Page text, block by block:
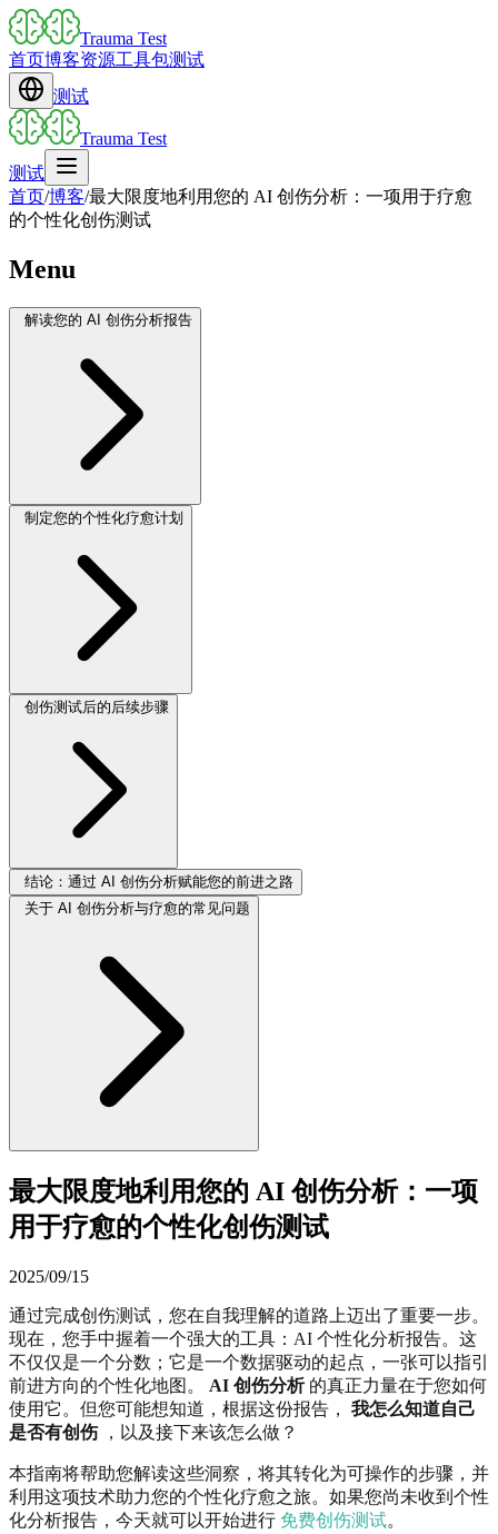
Trauma Test
首页博客资源工具包测试
测试
Trauma Test
测试
首页/博客/最大限度地利用您的 AI 创伤分析：一项用于疗愈
的个性化创伤测试
Menu
解读您的 AI 创伤分析报告
制定您的个性化疗愈计划
创伤测试后的后续步骤
结论：通过 AI 创伤分析赋能您的前进之路
关于 AI 创伤分析与疗愈的常见问题
最大限度地利用您的 AI 创伤分析：一项
用于疗愈的个性化创伤测试
2025/09/15
通过完成创伤测试，您在自我理解的道路上迈出了重要一步。
现在，您手中握着一个强大的工具：AI 个性化分析报告。这
不仅仅是一个分数；它是一个数据驱动的起点，一张可以指引
前进方向的个性化地图。 AI 创伤分析的真正力量在于您如何
使用它。但您可能想知道，根据这份报告， 我怎么知道自己
是否有创伤，以及接下来该怎么做？
本指南将帮助您解读这些洞察，将其转化为可操作的步骤，并
利用这项技术助力您的个性化疗愈之旅。如果您尚未收到个性
化分析报告，今天就可以开始进行 免费创伤测试。